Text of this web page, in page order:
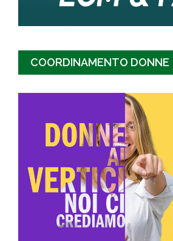
COORDINAMENTO DONNE